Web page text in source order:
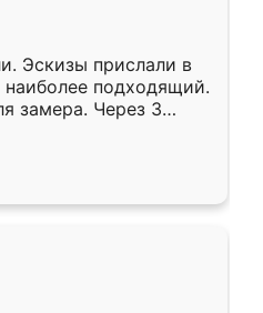
Эскизы прислали в
подходящий.
замера. Через 3
готова. Остались
Ренессанс
работу!